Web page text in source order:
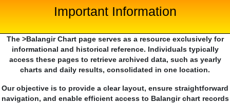
Important Information
The >Balangir Chart page serves as a resource exclusively for
informational and historical reference. Individuals typically
access these pages to retrieve archived data, such as yearly
charts and daily results, consolidated in one location.
Our objective is to provide a clear layout, ensure straightforward
navigation, and enable efficient access to Balangir chart records